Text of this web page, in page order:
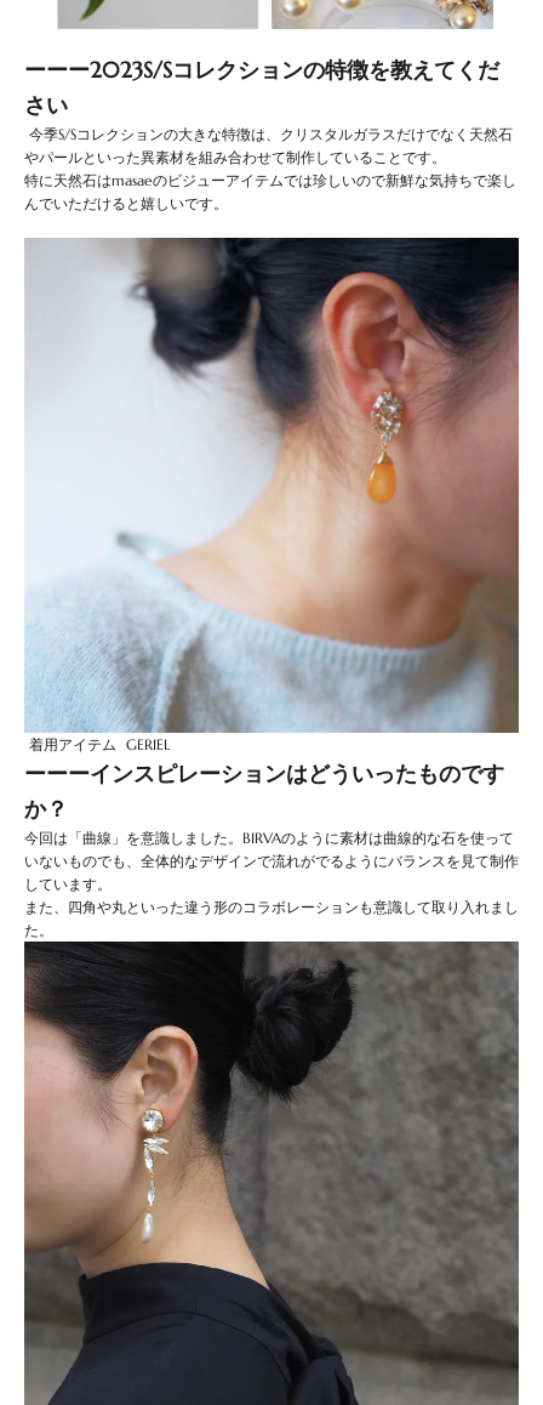
ーーー2023S/Sコレクションの特徴を教えてくだ
さい
今季S/Sコレクションの大きな特徴は、クリスタルガラスだけでなく天然石
やパールといった異素材を組み合わせて制作していることです。
特に天然石はmasaeのビジューアイテムでは珍しいので新鮮な気持ちで楽し
んでいただけると嬉しいです。
着用アイテム GERIEL
ーーーインスピレーションはどういったものです
か？
今回は「曲線」を意識しました。BIRVAのように素材は曲線的な石を使って
いないものでも、全体的なデザインで流れがでるようにバランスを見て制作
しています。
また、四角や丸といった違う形のコラボレーションも意識して取り入れまし
た。